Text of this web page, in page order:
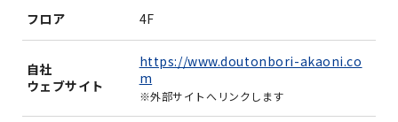
フロア 4F
自社
ウェブサイト
https://www.doutonbori-akaoni.co
m
※外部サイトへリンクします